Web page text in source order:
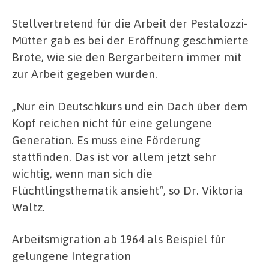
Stellvertretend für die Arbeit der Pestalozzi-
Mütter gab es bei der Eröffnung geschmierte
Brote, wie sie den Bergarbeitern immer mit
zur Arbeit gegeben wurden.
„Nur ein Deutschkurs und ein Dach über dem
Kopf reichen nicht für eine gelungene
Generation. Es muss eine Förderung
stattfinden. Das ist vor allem jetzt sehr
wichtig, wenn man sich die
Flüchtlingsthematik ansieht“, so Dr. Viktoria
Waltz.
Arbeitsmigration ab 1964 als Beispiel für
gelungene Integration